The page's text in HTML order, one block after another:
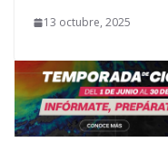
13 octubre, 2025